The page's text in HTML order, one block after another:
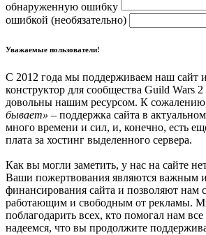
обнаруженную ошибку
ошибкой (необязательно)
Уважаемые пользователи!
С 2012 года мы поддерживаем наш сайт
конструктор для сообщества Guild Wars
довольны нашим ресурсом. К
бывает» – поддержка сайта в
много времени и сил, и, конечно, есть
плата за хостинг выделенного сервера.
Как вы могли заметить, у нас на сайте
Ваши пожертвования являются важным
финансирования сайта и позволяют нам
работающим и свободным от рекламы.
поблагодарить всех, кто помогал нам
надеемся, что вы продолжите